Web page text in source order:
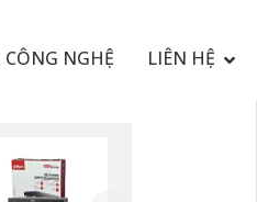
NGHỆ LIÊN HỆ